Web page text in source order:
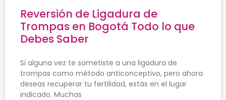
Reversión de Ligadura de
Trompas en Bogotá Todo lo que
Debes Saber
Si alguna vez te sometiste a una ligadura de
trompas como método anticonceptivo, pero ahora
deseas recuperar tu fertilidad, estás en el lugar
indicado. Muchas